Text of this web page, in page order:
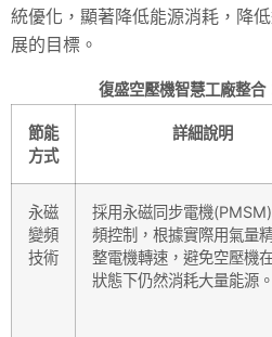
統優化，顯著降低能源消耗，降
展的目標。
復盛空壓機智慧工廠整合
節能
方式
詳細說明
永磁
變頻
技術
採用永磁同步電機
頻控制，根據實際用氣量
整電機轉速，避免空壓機
狀態下仍然消耗大量能源。